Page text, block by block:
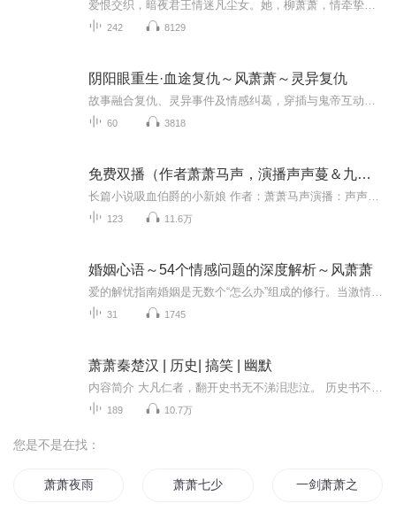
242 8129
阴阳眼重生·血途复仇～风萧萧～灵异复仇
60 3818
免费双播（作者萧萧马声，演播声声蔓＆九殿下)
123 11.6万
婚姻心语～54个情感问题的深度解析～风萧萧
31 1745
萧萧秦楚汉 | 历史| 搞笑 | 幽默
189 10.7万
您是不是在找：
萧萧夜雨 萧萧七少 一剑萧萧之一剑